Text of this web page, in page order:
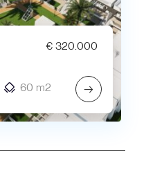
€ 320.000
60 m2 →